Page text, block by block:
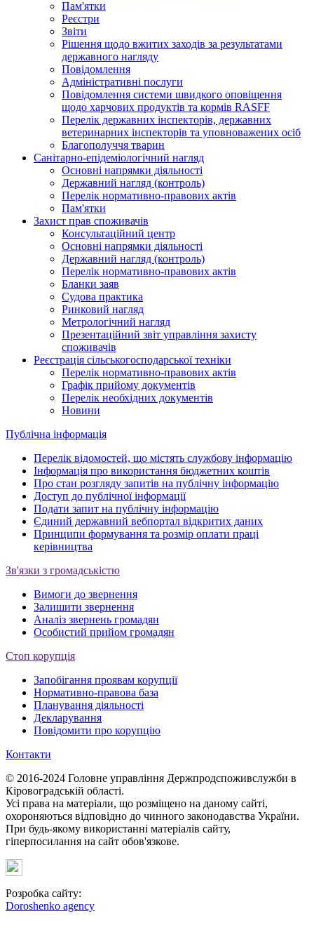
Пам'ятки
Реєстри
Звіти
Рішення щодо вжитих заходів за результатами
державного нагляду
Повідомлення
Адміністративні послуги
Повідомлення системи швидкого оповіщення
щодо харчових продуктів та кормів RASFF
Перелік державних інспекторів, державних
ветеринарних інспекторів та уповноважених осіб
Благополуччя тварин
Санітарно-епідеміологічний нагляд
Основні напрямки діяльності
Державний нагляд (контроль)
Перелік нормативно-правових актів
Пам'ятки
Захист прав споживачів
Консультаційний центр
Основні напрямки діяльності
Державний нагляд (контроль)
Перелік нормативно-правових актів
Бланки заяв
Судова практика
Ринковий нагляд
Метрологічний нагляд
Презентаційний звіт управління захисту
споживачів
Реєстрація сільськогосподарської техніки
Перелік нормативно-правових актів
Графік прийому документів
Перелік необхідних документів
Новини
Публічна інформація
Перелік відомостей, що містять службову інформацію
Інформація про використання бюджетних коштів
Про стан розгляду запитів на публічну інформацію
Доступ до публічної інформації
Подати запит на публічну інформацію
Єдиний державний вебпортал відкритих даних
Принципи формування та розмір оплати праці
керівництва
Зв'язки з громадськістю
Вимоги до звернення
Залишити звернення
Аналіз звернень громадян
Особистий прийом громадян
Стоп корупція
Запобігання проявам корупції
Нормативно-правова база
Планування діяльності
Декларування
Повідомити про корупцію
Контакти
© 2016-2024 Головне управління Держпродспоживслужби в
Кіровоградській області.
Усі права на матеріали, що розміщено на даному сайті,
охороняються відповідно до чинного законодавства України.
При будь-якому використанні матеріалів сайту,
гіперпосилання на сайт обов'язкове.
Розробка сайту:
Doroshenko agency